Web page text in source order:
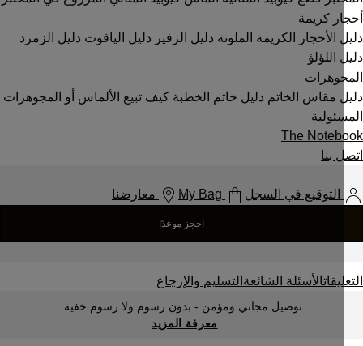
كريمة
الأحجار الكريمة الملونةدليل الزفيردليل الياقوتدليل الزمرد
اللؤلؤ
مقاس الخاتمدليل خاتم الخطبةكيف تبيع الألماس أو المجوهرات
The
بنا
التوقيع في السجل معارضنا
احجز موعدًا
الأسئلة الشائعةالتسليم والإرجاع
توصيل مجاني ومؤمن - بدون رسوم ولا رسوم خفية.
معرفة المزيد